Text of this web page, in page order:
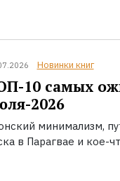
Новинки книг
10 самых
2026
минимализм,
в Парагвае и кое-